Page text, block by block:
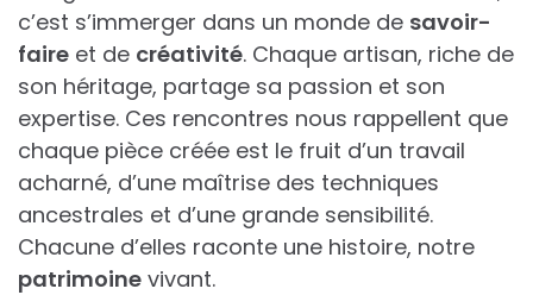
c’est s’immerger dans un monde de savoir-
faire et de créativité. Chaque artisan, riche de
son héritage, partage sa passion et son
expertise. Ces rencontres nous rappellent que
chaque pièce créée est le fruit d’un travail
acharné, d’une maîtrise des techniques
ancestrales et d’une grande sensibilité.
Chacune d’elles raconte une histoire, notre
patrimoine vivant.